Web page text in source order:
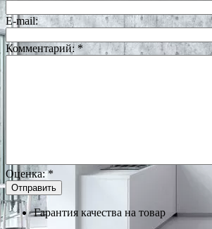
E-mail:
Комментарий: *
Оценка:*
Гарантия качества на товар